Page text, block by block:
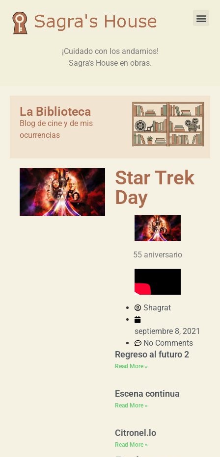
¡Cuidado con los andamios!
Sagra’s House en obras.
La Biblioteca
Blog de cine y de mis
ocurrencias
Star Trek
Day
55 aniversario
Shagrat
septiembre 8, 2021
No Comments
Regreso al futuro 2
Read More »
Escena continua
Read More »
Citronel.lo
Read More »